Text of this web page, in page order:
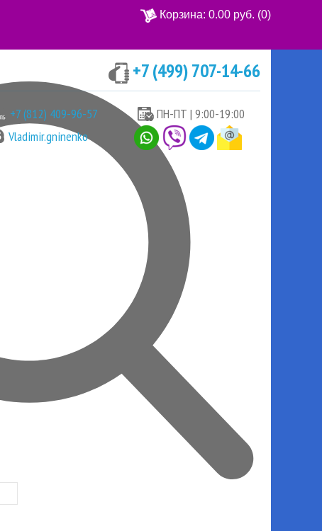
Корзина: 0.00 руб. (0)
+7 (499) 707-14-66
+7 (812) 409-96-57 ПН-ПТ | 9:00-19:00
Vladimir.gninenko